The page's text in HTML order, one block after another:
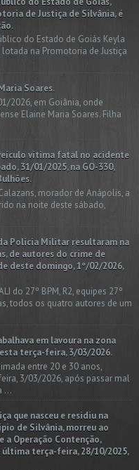
de Justiça de Silvânia, é
do Estado de Goiás Keyla
na Promotoria de Justiça
Soares.
2026, em Goiânia, onde
Elaine Maria Soares. Filha
vítima fatal no acidente
31/01/2025, na GO-330,
morador de Anápolis, a
na noite deste sábado,
Policia Militar resultaram na
de autores do crime de
deste domingo, 1º/02/2026,
do 27º BPM, R2, equipes 27º
todos os quatro autores de um
em lavoura na zona
terça-feira, 3/03/2026.
entre 20 e 30 anos,
3/03/2026, após passar mal
...
que nasceu e residiu na
de Silvânia, morreu ao
Operação Contenção,
terça-feira, 28/10/2025,